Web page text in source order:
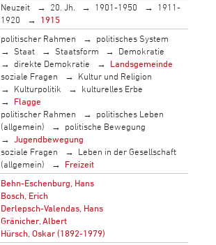
Neuzeit 20. Jh. 1901-1950
1911-
1920
1915
politischer Rahmen
politisches System
Staat
Staatsform
Demokratie
direkte Demokratie
Landsgemeinde
soziale Fragen
Kultur und Religion
Kulturpolitik
kulturelles Erbe
Flagge
politischer Rahmen
politisches Leben
(allgemein)
politische Bewegung
Jugendbewegung
soziale Fragen
Leben in der Gesellschaft
(allgemein)
Freizeit
Behn-Eschenburg, Hans
Bosch, Erich
Derlepsch-Valendas, Hans
Gränicher, Albert
Hürsch, Oskar (1892-1979)